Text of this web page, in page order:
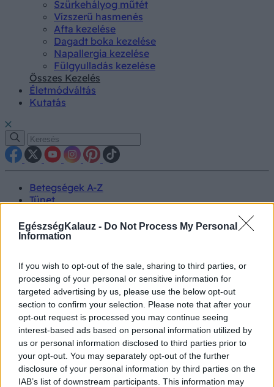
EgészségKalauz - Do Not Process My Personal
Information
If you wish to opt-out of the sale, sharing to third parties, or
processing of your personal or sensitive information for
targeted advertising by us, please use the below opt-out
section to confirm your selection. Please note that after your
opt-out request is processed you may continue seeing
interest-based ads based on personal information utilized by
us or personal information disclosed to third parties prior to
your opt-out. You may separately opt-out of the further
disclosure of your personal information by third parties on the
IAB’s list of downstream participants. This information may
Szürkehályog műtét
Vízszerű hasmenés
Afta kezelése
Dagadt boka kezelése
Napallergia kezelése
Fülgyulladás kezelése
Összes Kezelés
Életmódváltás
Kutatás
Betegségek A-Z
Tünet
Kezelés
Életmódváltás
Prevenció
Hírek
Videók
Kisállatok egészsége
#allergia #influenza
#cukorbetegség
#orvosmeteorológia
#vérnyomás #stroke #rákbetegség
#pajzsmirigy#reflux#ekcéma#herpesz
Regisztráció